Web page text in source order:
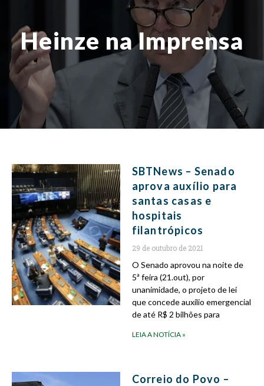
Heinze na Imprensa
SBTNews – Senado
aprova auxílio para
santas casas e
hospitais
filantrópicos
29 de outubro de 2021
O Senado aprovou na noite de
5ª feira (21.out), por
unanimidade, o projeto de lei
que concede auxílio emergencial
de até R$ 2 bilhões para
LEIA A NOTÍCIA »
Correio do Povo –